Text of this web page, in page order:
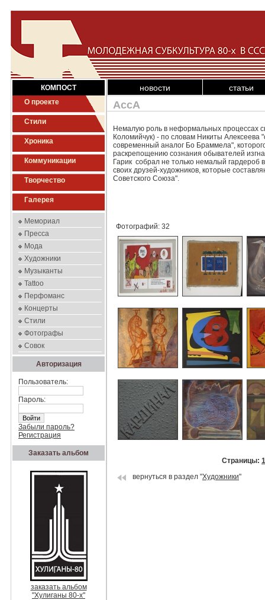
КОМПОСТ
О проекте
Стили
Хроника
Коммуникации
Творчество
Галерея
Мемориал
Пресса
Мода
Художники
Музыканты
Tattoo
Перфоманс
Концерты
Стили
Фотографы
Совок
Авторизация
Пользователь:
Пароль:
Забыли пароль?
Регистрация
Заказать альбом
заказать альбом
"Хулиганы 80-х"
новости статьи
АссА
Немалую роль в неформальных процессах
Коломийчук) - по словам Никиты Алексеева
современный аналог Бо Браммела",
раскрепощению сознания обывателей
Гарик собрал не только немалый
своих друзей-художников, которые
Советского Союза".
Фотографий: 32
Страницы: 1
вернуться в раздел "Художники"